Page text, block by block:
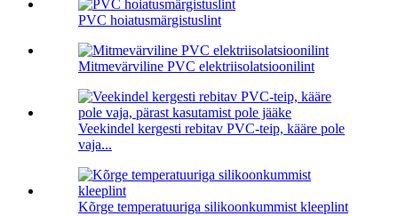
PVC hoiatusmärgistuslint
Mitmevärviline PVC elektriisolatsioonilint
Veekindel kergesti rebitav PVC-teip, kääre pole
vaja...
Kõrge temperatuuriga silikoonkummist kleeplint